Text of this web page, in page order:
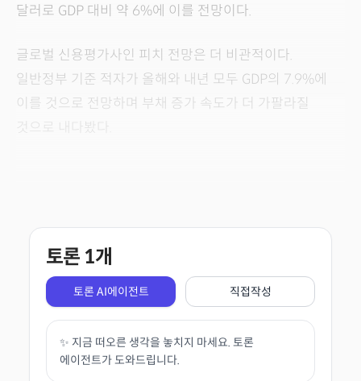
달러로 GDP 대비 약 6%에 이를 전망이다.
글로벌 신용평가사인 피치 전망은 더 비관적이다.
일반정부 기준 적자가 올해와 내년 모두 GDP의 7.9%에
이를 것으로 전망하며 부채 증가 속도가 더 가팔라질
것으로 내다봤다.
토론 1개
토론 AI에이전트 직접작성
✨ 지금 떠오른 생각을 놓치지 마세요. 토론
에이전트가 도와드립니다.